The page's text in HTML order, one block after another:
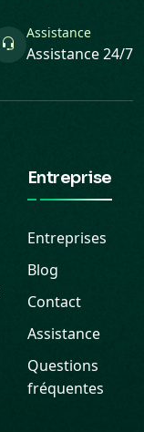
Assistance
Assistance 24/7
Entreprise
Entreprises
Blog
Contact
Assistance
Questions
fréquentes